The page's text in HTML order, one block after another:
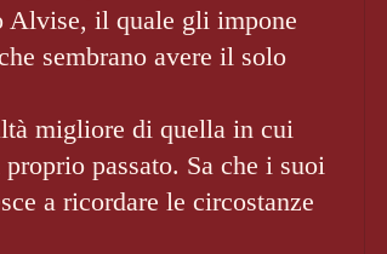
Alvise, il quale gli impone
sembrano avere il solo
migliore di quella in cui
passato. Sa che i suoi
a ricordare le circostanze